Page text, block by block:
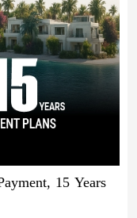
15 Years